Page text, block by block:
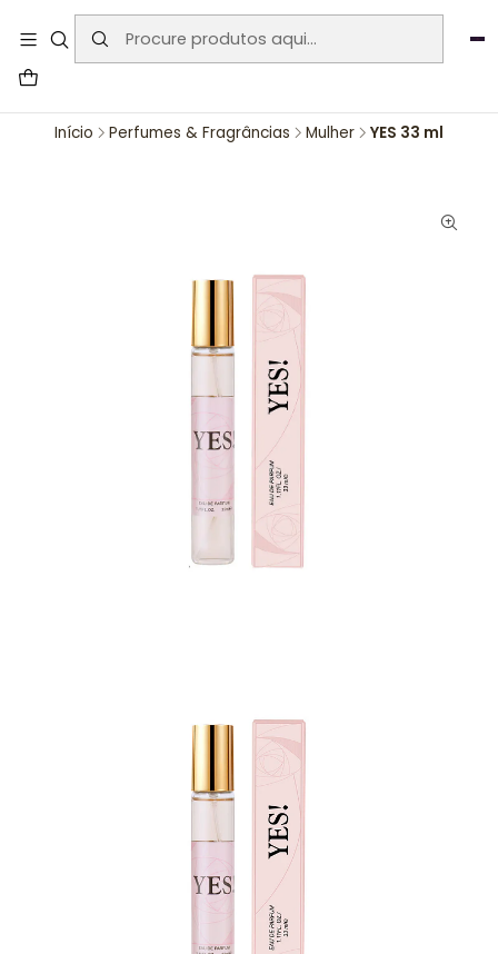
User-agent: * Allow: / Sitemap:
https://www.auraemporium.pt/sitemap.xml
Início Perfumes & Fragrâncias Mulher YES 33 ml